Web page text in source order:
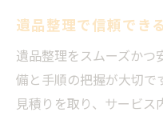
遺品整理で信頼でき
遺品整理をスムーズかつ
備と手順の把握が大切で
見積りを取り、サービ